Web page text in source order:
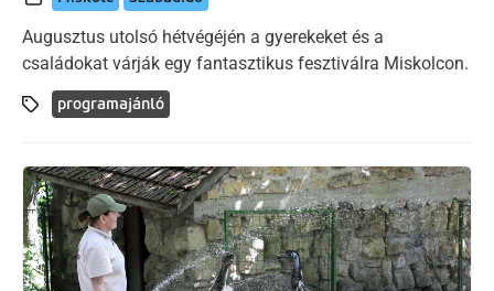
Augusztus utolsó hétvégéjén a gyerekeket és a
családokat várják egy fantasztikus fesztiválra Miskolcon.
programajánló